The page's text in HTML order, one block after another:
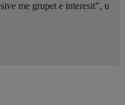
me grupet e interesit”, u